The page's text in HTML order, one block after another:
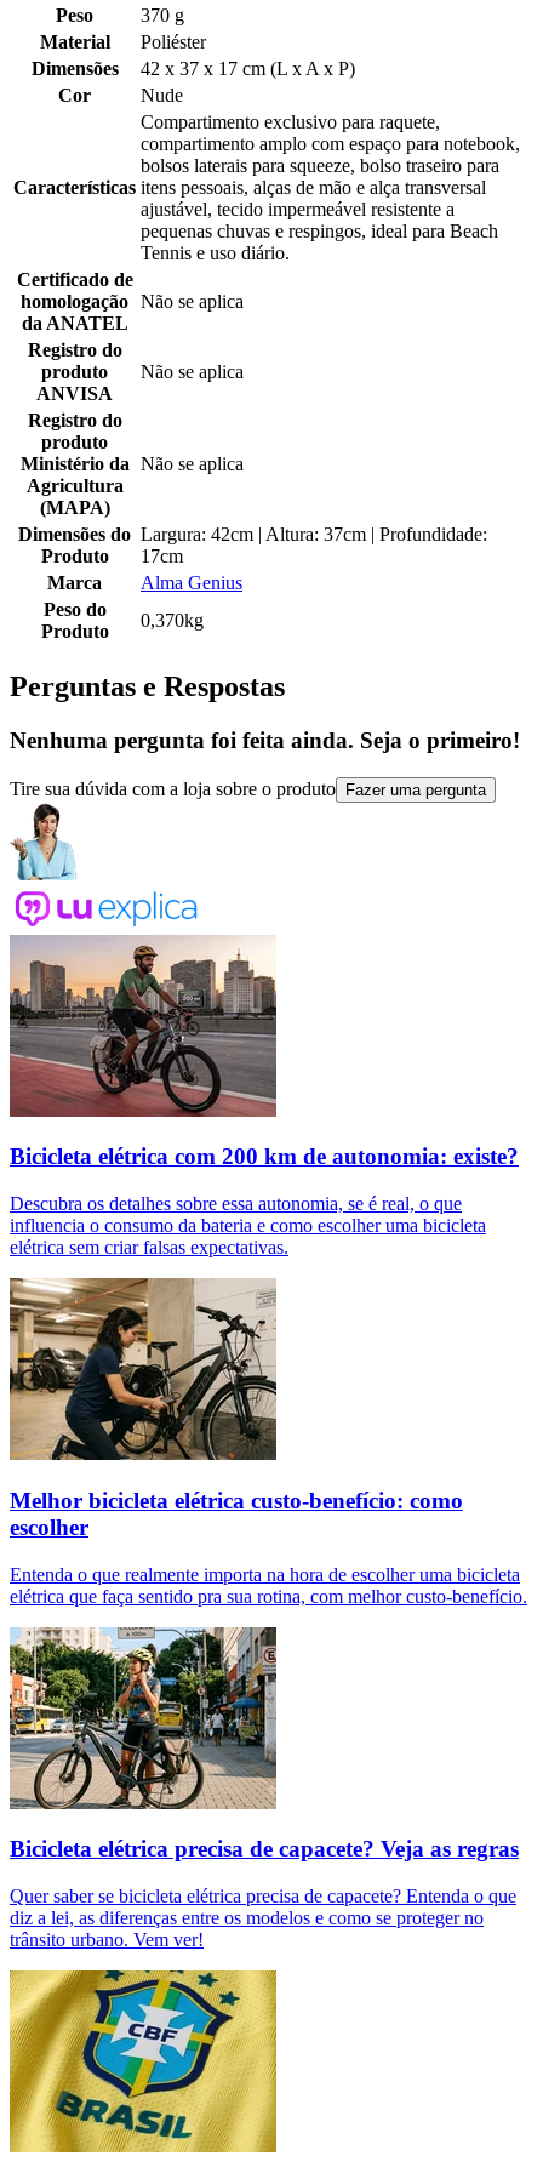
Peso
370 g
Material
Poliéster
Dimensões
42 x 37 x 17 cm (L x A x P)
Cor
Nude
Características
Compartimento exclusivo para raquete,
compartimento amplo com espaço para notebook,
bolsos laterais para squeeze, bolso traseiro para
itens pessoais, alças de mão e alça transversal
ajustável, tecido impermeável resistente a
pequenas chuvas e respingos, ideal para Beach
Tennis e uso diário.
Certificado de
homologação
da ANATEL
Não se aplica
Registro do
produto
ANVISA
Não se aplica
Registro do
produto
Ministério da
Agricultura
(MAPA)
Não se aplica
Dimensões do
Produto
Largura: 42cm | Altura: 37cm | Profundidade:
17cm
Marca
Alma Genius
Peso do
Produto
0,370kg
Perguntas e Respostas
Nenhuma pergunta foi feita ainda. Seja o primeiro!
Tire sua dúvida com a loja sobre o produto Fazer uma pergunta
Bicicleta elétrica com 200 km de autonomia: existe?
Descubra os detalhes sobre essa autonomia, se é real, o que
influencia o consumo da bateria e como escolher uma bicicleta
elétrica sem criar falsas expectativas.
Melhor bicicleta elétrica custo-benefício: como
escolher
Entenda o que realmente importa na hora de escolher uma bicicleta
elétrica que faça sentido pra sua rotina, com melhor custo-benefício.
Bicicleta elétrica precisa de capacete? Veja as regras
Quer saber se bicicleta elétrica precisa de capacete? Entenda o que
diz a lei, as diferenças entre os modelos e como se proteger no
trânsito urbano. Vem ver!